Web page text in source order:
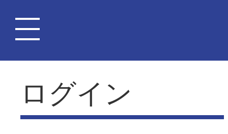
ログイン